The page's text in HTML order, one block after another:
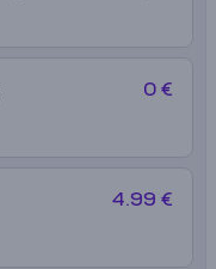
0 €
4.99 €